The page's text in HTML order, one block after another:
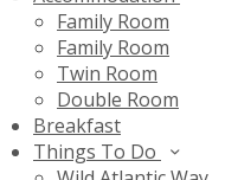
Family Room
Family Room
Twin Room
Double Room
Breakfast
Things To Do